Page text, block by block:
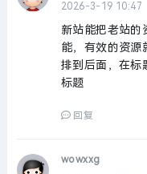
2026-3-19 10:47
新站能把老站的
能，有效的资源
排到后面，在标
标题
回复
wowxxg